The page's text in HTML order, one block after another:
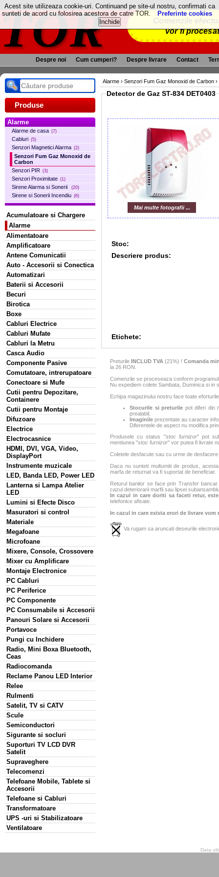
TOR
Comenzile
vor fi
Despre noi Cum cumperi? Despre livrare Contact
Produse
Alarme
Alarme de casa (7)
Cabluri (5)
Senzori Magnetici Alarma (2)
Senzori Fum Gaz Monoxid de
Carbon
Senzori PIR (3)
Senzori Proximitate (1)
Sirene Alarma si Sonerii (20)
Sirene si Sonerii Incendiu (6)
Acumulatoare si Chargere
Alarme
Alimentatoare
Amplificatoare
Antene Comunicatii
Auto - Accesorii si Conectica
Automatizari
Baterii si Accesorii
Becuri
Birotica
Boxe
Cabluri Electrice
Cabluri Mufate
Cabluri la Metru
Casca Audio
Componente Pasive
Comutatoare, intrerupatoare
Conectoare si Mufe
Cutii pentru Depozitare,
Containere
Cutii pentru Montaje
Difuzoare
Electrice
Electrocasnice
HDMI, DVI, VGA, Video,
DisplayPort
Instrumente muzicale
LED, Banda LED, Power LED
Lanterna si Lampa Atelier
LED
Lumini si Efecte Disco
Masuratori si control
Materiale
Megafoane
Microfoane
Mixere, Console, Crossovere
Mixer cu Amplificare
Montaje Electronice
PC Cabluri
PC Periferice
PC Componente
PC Consumabile si Accesorii
Panouri Solare si Accesorii
Portavoce
Pungi cu Inchidere
Radio, Mini Boxa Bluetooth,
Ceas
Radiocomanda
Reclame Panou LED Interior
Relee
Rulmenti
Satelit, TV si CATV
Scule
Semiconductori
Sigurante si socluri
Suporturi TV LCD DVR
Satelit
Supraveghere
Telecomenzi
Telefoane Mobile, Tablete si
Accesorii
Telefoane si Cabluri
Transformatoare
UPS -uri si Stabilizatoare
Ventilatoare
Alarme › Senzori Fum Gaz Monoxid de Carbon ›
Detector de Gaz ST-834 DET0403
Mai multe fotografii ...
Stoc:
Descriere produs:
Etichete:
Preturile INCLUD TVA (21%) ! Comanda
la 26 RON.
Comenzile se proceseaza conform
Nu expediem colete Sambata, Duminica si in
Echipa magazinului nostru face toate
Stocurile si preturile pot diferi din
prealabil.
Imaginile prezentate au caracter
Diferentele de aspect nu modifica
Produsele cu status "stoc furnizor" pot
mentiunea "stoc furnizor" vor putea fi livrate
Coletele desfacute sau cu urme de
Daca nu sunteti multumiti de produs,
marfa de returnat va fi suportat de beneficiar.
Returul banilor se face prin Transfer
cazul deteriorarii marfii sau lipsei
In cazul in care doriti sa faceti retur,
telefonice afisate.
In cazul in care exista erori de livrare
Va rugam sa aruncati deseurile
Data
Acest site utilizeaza cookie-uri. Continuand pe site-ul nostru, confirmati ca
sunteti de acord cu folosirea acestora de catre TOR.
Preferinte cookies